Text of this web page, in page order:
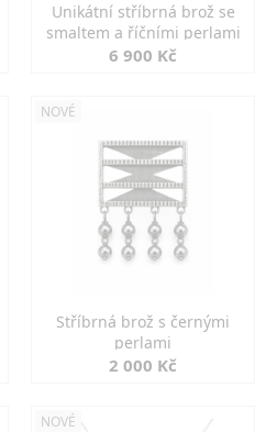
Unikátní stříbrná brož se
smaltem a říčními perlami
6 900 Kč
NOVÉ
Stříbrná brož s černými
perlami
2 000 Kč
NOVÉ